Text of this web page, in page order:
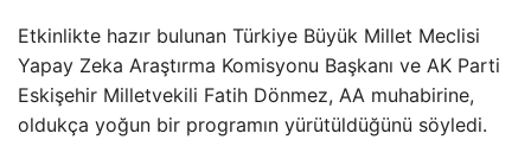
Etkinlikte hazır bulunan Türkiye Büyük Millet Meclisi
Yapay Zeka Araştırma Komisyonu Başkanı ve AK Parti
Eskişehir Milletvekili Fatih Dönmez, AA muhabirine,
oldukça yoğun bir programın yürütüldüğünü söyledi.